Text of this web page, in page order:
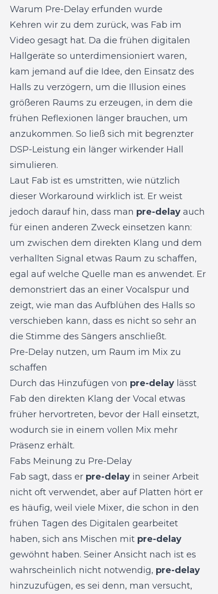
Warum Pre-Delay erfunden wurde
Kehren wir zu dem zurück, was Fab im
Video gesagt hat. Da die frühen digitalen
Hallgeräte so unterdimensioniert waren,
kam jemand auf die Idee, den Einsatz des
Halls zu verzögern, um die Illusion eines
größeren Raums zu erzeugen, in dem die
frühen Reflexionen länger brauchen, um
anzukommen. So ließ sich mit begrenzter
DSP-Leistung ein länger wirkender Hall
simulieren.
Laut Fab ist es umstritten, wie nützlich
dieser Workaround wirklich ist. Er weist
jedoch darauf hin, dass man pre-delay auch
für einen anderen Zweck einsetzen kann:
um zwischen dem direkten Klang und dem
verhallten Signal etwas Raum zu schaffen,
egal auf welche Quelle man es anwendet. Er
demonstriert das an einer Vocalspur und
zeigt, wie man das Aufblühen des Halls so
verschieben kann, dass es nicht so sehr an
die Stimme des Sängers anschließt.
Pre-Delay nutzen, um Raum im Mix zu
schaffen
Durch das Hinzufügen von pre-delay lässt
Fab den direkten Klang der Vocal etwas
früher hervortreten, bevor der Hall einsetzt,
wodurch sie in einem vollen Mix mehr
Präsenz erhält.
Fabs Meinung zu Pre-Delay
Fab sagt, dass er pre-delay in seiner Arbeit
nicht oft verwendet, aber auf Platten hört er
es häufig, weil viele Mixer, die schon in den
frühen Tagen des Digitalen gearbeitet
haben, sich ans Mischen mit pre-delay
gewöhnt haben. Seiner Ansicht nach ist es
wahrscheinlich nicht notwendig, pre-delay
hinzuzufügen, es sei denn, man versucht,